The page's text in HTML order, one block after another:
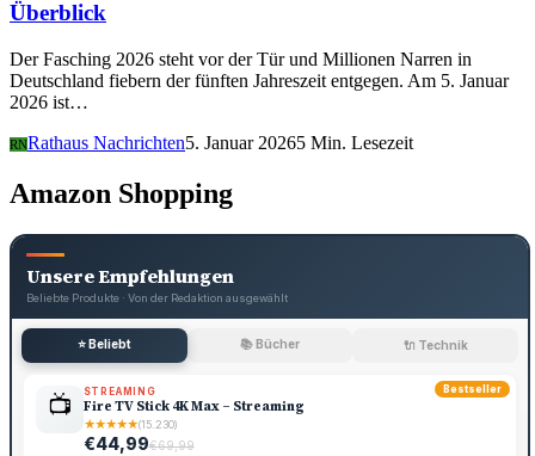
Überblick
Der Fasching 2026 steht vor der Tür und Millionen Narren in
Deutschland fiebern der fünften Jahreszeit entgegen. Am 5. Januar
2026 ist…
RNRathaus Nachrichten5. Januar 20265 Min. Lesezeit
Amazon Shopping
Unsere Empfehlungen
Beliebte Produkte · Von der Redaktion ausgewählt
⭐ Beliebt 📚 Bücher 🔌 Technik
Bestseller
📺 STREAMING
Fire TV Stick 4K Max – Streaming
★★★★★(15.230)
€44,99€69,99